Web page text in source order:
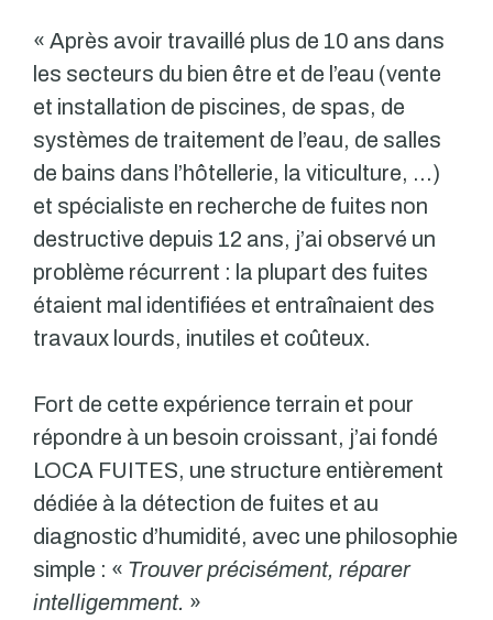
« Après avoir travaillé plus de 10 ans dans
les secteurs du bien être et de l’eau (vente
et installation de piscines, de spas, de
systèmes de traitement de l’eau, de salles
de bains dans l’hôtellerie, la viticulture, …)
et spécialiste en recherche de fuites non
destructive depuis 12 ans, j’ai observé un
problème récurrent : la plupart des fuites
étaient mal identifiées et entraînaient des
travaux lourds, inutiles et coûteux.
Fort de cette expérience terrain et pour
répondre à un besoin croissant, j’ai fondé
LOCA FUITES, une structure entièrement
dédiée à la détection de fuites et au
diagnostic d’humidité, avec une philosophie
simple : « Trouver précisément, réparer
intelligemment. »